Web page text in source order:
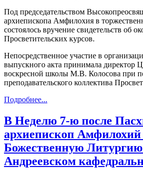
Под председательством
архиепископа Амфилохия в
состоялось вручение свидетельств об
Просветительских курсов.
Непосредственное участие в
выпускного акта принимала директор
воскресной школы М.В. Колосова при
преподавательского коллектива
Подробнее...
В Неделю 7-ю после
архиепископ
Божественную
Андреевском